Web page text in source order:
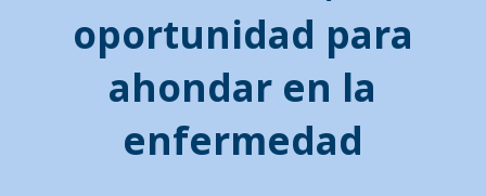
oportunidad para
ahondar en la
enfermedad